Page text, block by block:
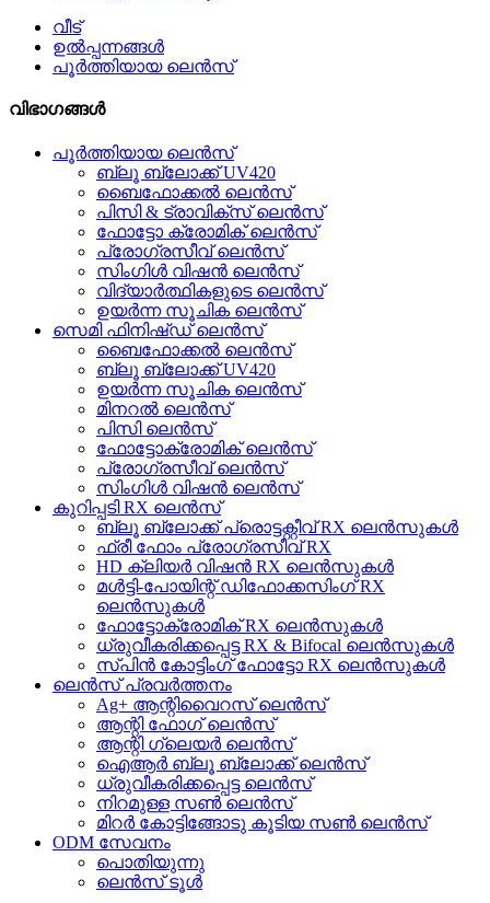
വീട്
ഉൽപ്പന്നങ്ങൾ
പൂർത്തിയായ ലെൻസ്
വിഭാഗങ്ങൾ
പൂർത്തിയായ ലെൻസ്
ബ്ലൂ ബ്ലോക്ക് UV420
ബൈഫോക്കൽ ലെൻസ്
പിസി & ട്രാവിക്സ് ലെൻസ്
ഫോട്ടോ ക്രോമിക് ലെൻസ്
പ്രോഗ്രസീവ് ലെൻസ്
സിംഗിൾ വിഷൻ ലെൻസ്
വിദ്യാർത്ഥികളുടെ ലെൻസ്
ഉയർന്ന സൂചിക ലെൻസ്
സെമി ഫിനിഷ്ഡ് ലെൻസ്
ബൈഫോക്കൽ ലെൻസ്
ബ്ലൂ ബ്ലോക്ക് UV420
ഉയർന്ന സൂചിക ലെൻസ്
മിനറൽ ലെൻസ്
പിസി ലെൻസ്
ഫോട്ടോക്രോമിക് ലെൻസ്
പ്രോഗ്രസീവ് ലെൻസ്
സിംഗിൾ വിഷൻ ലെൻസ്
കുറിപ്പടി RX ലെൻസ്
ബ്ലൂ ബ്ലോക്ക് പ്രൊട്ടക്റ്റീവ് RX ലെൻസുകൾ
ഫ്രീ ഫോം പ്രോഗ്രസീവ് RX
HD ക്ലിയർ വിഷൻ RX ലെൻസുകൾ
മൾട്ടി-പോയിന്റ് ഡിഫോക്കസിംഗ് RX
ലെൻസുകൾ
ഫോട്ടോക്രോമിക് RX ലെൻസുകൾ
ധ്രുവീകരിക്കപ്പെട്ട RX & Bifocal ലെൻസുകൾ
സ്പിൻ കോട്ടിംഗ് ഫോട്ടോ RX ലെൻസുകൾ
ലെൻസ് പ്രവർത്തനം
Ag+ ആന്റിവൈറസ് ലെൻസ്
ആന്റി ഫോഗ് ലെൻസ്
ആന്റി ഗ്ലെയർ ലെൻസ്
ഐആർ ബ്ലൂ ബ്ലോക്ക് ലെൻസ്
ധ്രുവീകരിക്കപ്പെട്ട ലെൻസ്
നിറമുള്ള സൺ ലെൻസ്
മിറർ കോട്ടിങ്ങോടു കൂടിയ സൺ ലെൻസ്
ODM സേവനം
പൊതിയുന്നു
ലെൻസ് ടൂൾ